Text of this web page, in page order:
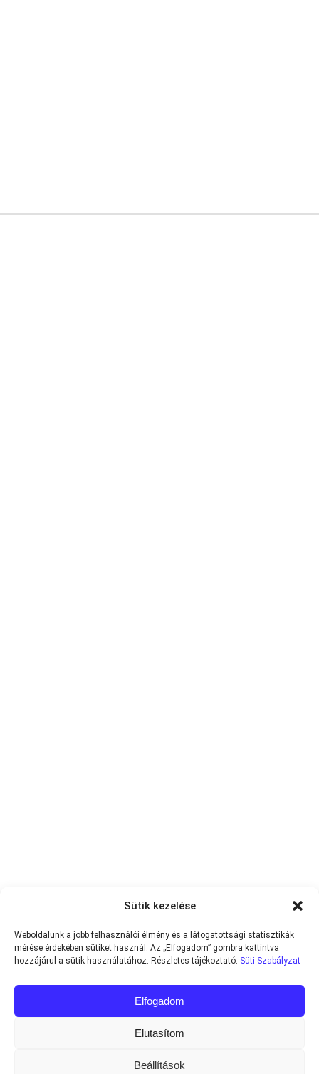
Sütik kezelése
Weboldalunk a jobb felhasználói élmény és a látogatottsági statisztikák
mérése érdekében sütiket használ. Az „Elfogadom” gombra kattintva
hozzájárul a sütik használatához. Részletes tájékoztató: Süti Szabályzat
Elfogadom
Elutasítom
Beállítások
Minden jog fenntartva © 2013-2026Teniszvilag.com